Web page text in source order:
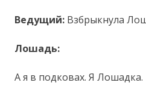
Ведущий: Взбрыкнула
Лошадь:
А я в подковах. Я Лошадка.